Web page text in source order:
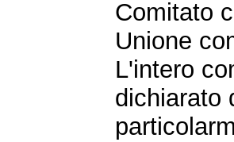
Comitato
Unione
L'intero
dichiarato